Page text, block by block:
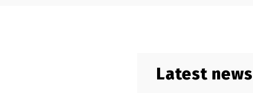
Latest news